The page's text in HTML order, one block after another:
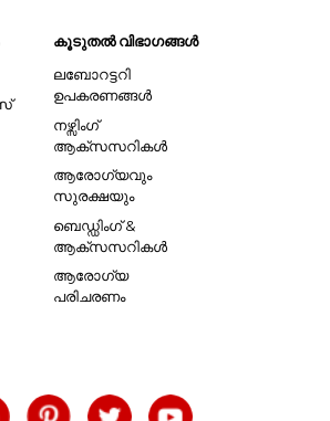
കൂടുതൽ വിഭാഗങ്ങൾ
ലബോറട്ടറി
ഉപകരണങ്ങൾ
നഴ്സിംഗ്
ആക്സസറികൾ
ആരോഗ്യവും
സുരക്ഷയും
ബെഡ്ഡിംഗ് &
ആക്സസറികൾ
ആരോഗ്യ
പരിചരണം